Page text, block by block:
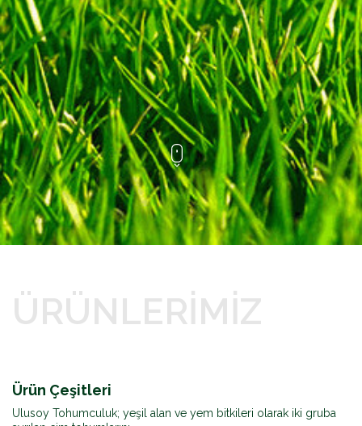
ÜRÜNLERİMİZ
Ürün Çeşitleri
Ulusoy Tohumculuk; yeşil alan ve yem bitkileri olarak iki gruba